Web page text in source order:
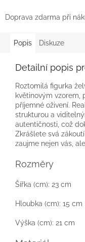
Doprava zdarma při
Popis Diskuze
Detailní popis
Roztomilá figurka
květinovým vzorem,
příjemné oživení.
strukturou a
autentičnosti, což
Zkrášlete svá
zaujme nejen vás,
Rozměry
Šířka (cm): 23 cm
Hloubka (cm): 15 cm
Výška (cm): 21 cm